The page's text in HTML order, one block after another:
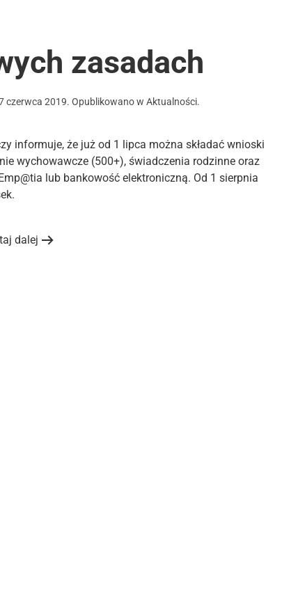
zasadach
czerwca 2019. Opublikowano wAktualności.
informuje, że już od 1 lipca można składać wnioski
wychowawcze (500+), świadczenia rodzinne oraz
lub bankowość elektroniczną. Od 1 sierpnia
dalej